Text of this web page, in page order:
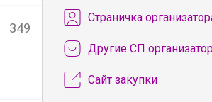
349
Cтраничка
Другие СП
Сайт закупки